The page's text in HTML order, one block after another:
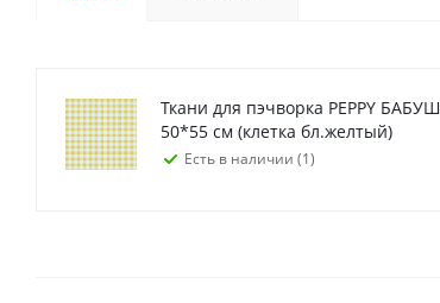
Ткани для пэчворка PEPPY
50*55 см (клетка бл.желтый)
Есть в наличии (1)